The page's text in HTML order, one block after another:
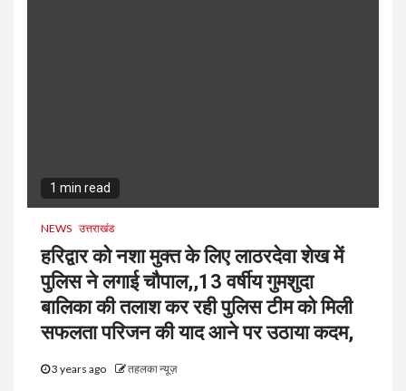
1 min read
NEWS उत्तराखंड
हरिद्वार को नशा मुक्त के लिए लाठरदेवा शेख में
पुलिस ने लगाई चौपाल,,13 वर्षीय गुमशुदा
बालिका की तलाश कर रही पुलिस टीम को मिली
सफलता परिजन की याद आने पर उठाया कदम,
3 years ago तहलका न्यूज़